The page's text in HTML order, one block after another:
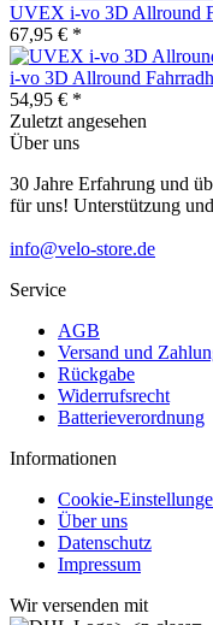
UVEX i-vo 3D Allround
67,95 € *
i-vo 3D Allround
54,95 € *
Zuletzt angesehen
Über uns
30 Jahre Erfahrung und
für uns! Unterstützung
info@velo-store.de
Service
AGB
Versand und
Rückgabe
Widerrufsrecht
Batterieverordnung
Informationen
Cookie-
Über uns
Datenschutz
Impressum
Wir versenden mit